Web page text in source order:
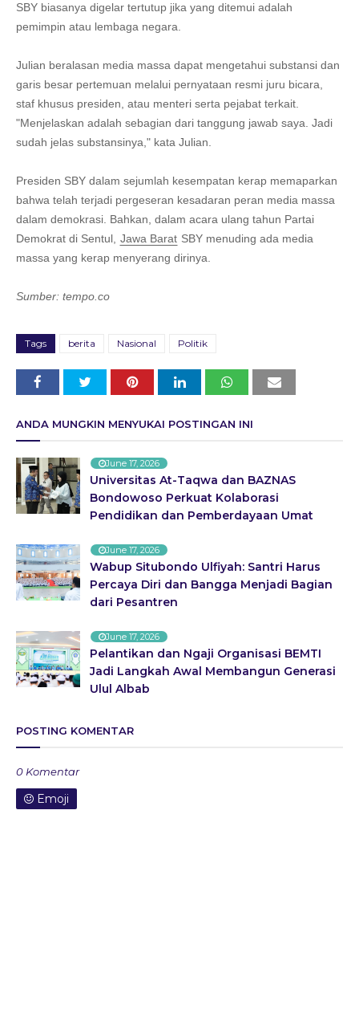
SBY biasanya digelar tertutup jika yang ditemui adalah
pemimpin atau lembaga negara.
Julian beralasan media massa dapat mengetahui substansi dan
garis besar pertemuan melalui pernyataan resmi juru bicara,
staf khusus presiden, atau menteri serta pejabat terkait.
"Menjelaskan adalah sebagian dari tanggung jawab saya. Jadi
sudah jelas substansinya," kata Julian.
Presiden SBY dalam sejumlah kesempatan kerap memaparkan
bahwa telah terjadi pergeseran kesadaran peran media massa
dalam demokrasi. Bahkan, dalam acara ulang tahun Partai
Demokrat di Sentul, Jawa Barat SBY menuding ada media
massa yang kerap menyerang dirinya.
Sumber: tempo.co
Tags berita Nasional Politik
ANDA MUNGKIN MENYUKAI POSTINGAN INI
June 17, 2026
Universitas At-Taqwa dan BAZNAS
Bondowoso Perkuat Kolaborasi
Pendidikan dan Pemberdayaan Umat
June 17, 2026
Wabup Situbondo Ulfiyah: Santri Harus
Percaya Diri dan Bangga Menjadi Bagian
dari Pesantren
June 17, 2026
Pelantikan dan Ngaji Organisasi BEMTI
Jadi Langkah Awal Membangun Generasi
Ulul Albab
POSTING KOMENTAR
0 Komentar
Emoji